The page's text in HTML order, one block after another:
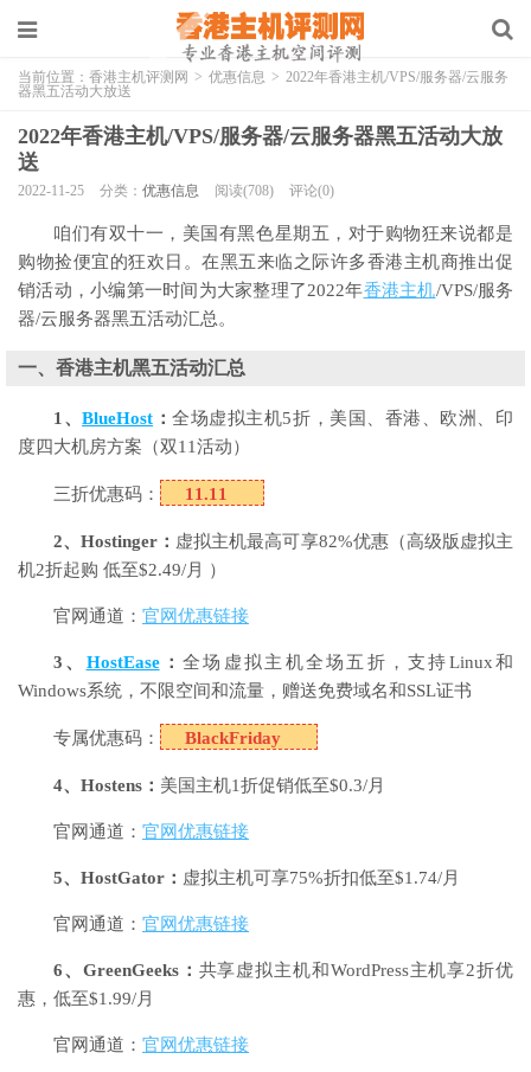
当前位置： 香港主机评测网 > 优惠信息 > 2022年香港主机/VPS/服务器/云服务
器黑五活动大放送
2022年香港主机/VPS/服务器/云服务器黑五活动大放
送
2022-11-25 分类： 优惠信息 阅读(708) 评论(0)
咱们有双十一，美国有黑色星期 五 ，对于购物狂来说都是
购物捡便宜的狂欢日。在黑五来临之际许多香港主机商推出促
销活动，小编第一时间为大家整理了2022年香港主机/VPS/服务
器/云服务器黑五活动汇总。
一、香港主机黑五活动汇总
1、BlueHost ：全场虚拟主机5折，美国、香港、欧洲、印
度四大机房方案（双11活动）
三折优惠码： 11.11
2、Hostinger： 虚拟主机最高可享82%优惠（高级版虚拟主
机2折起购 低至$2.49/月 ）
官网通道： 官网优惠链接
3、 HostEase：全场虚拟主机全场五折，支持Linux和
Windows系统，不限空间和流量，赠送免费域名和SSL证书
专属优惠码： BlackFriday
4、Hostens： 美国主机1折促销低至$0.3/月
官网通道： 官网优惠链接
5、HostGator： 虚拟主机可享75%折扣低至$1.74/月
官网通道： 官网优惠链接
6、GreenGeeks： 共享虚拟主机和WordPress主机享2折优
惠，低至$1.99/月
官网通道： 官网优惠链接